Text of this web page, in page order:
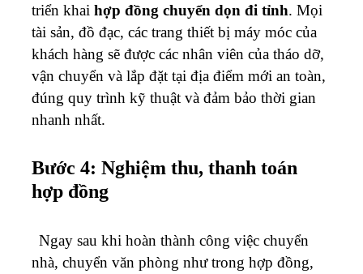
triển khai hợp đồng chuyển dọn đi tỉnh. Mọi
tài sản, đồ đạc, các trang thiết bị máy móc của
khách hàng sẽ được các nhân viên của tháo dỡ,
vận chuyển và lắp đặt tại địa điểm mới an toàn,
đúng quy trình kỹ thuật và đảm bảo thời gian
nhanh nhất.
Bước 4: Nghiệm thu, thanh toán
hợp đồng
Ngay sau khi hoàn thành công việc chuyển
nhà, chuyển văn phòng như trong hợp đồng,